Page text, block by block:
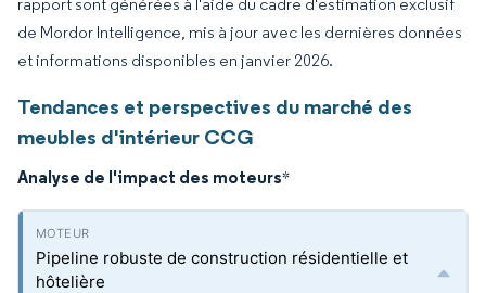
de Mordor Intelligence, mis à jour avec les dernières données
et informations disponibles en janvier 2026.
Tendances et perspectives du marché des
meubles d'intérieur CCG
Analyse de l'impact des moteurs*
Pipeline robuste de construction résidentielle et
hôtelière